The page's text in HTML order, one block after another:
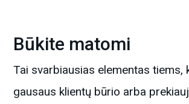
Būkite matomi
Tai svarbiausias elementas tiems,
gausaus klientų būrio arba